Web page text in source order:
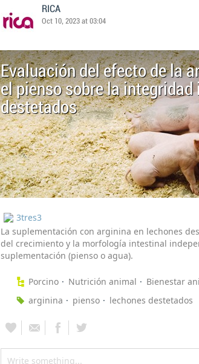
RICA
Oct 10, 2023 at 03:04
Evaluación del efecto de la
el pienso sobre la
destetados
3tres3
La suplementación con arginina en lechones
del crecimiento y la morfología intestinal
suplementación (pienso o agua).
Porcino Nutrición animal Bienestar
arginina
pienso lechones destetados